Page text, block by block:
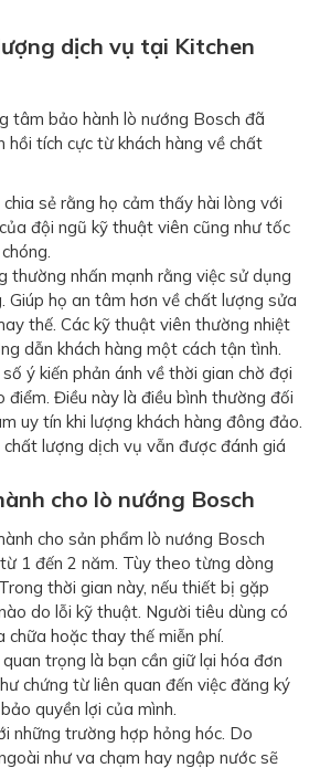
dịch vụ tại Kitchen
tâm bảo hành lò nướng Bosch đã
hồi tích cực từ khách hàng về chất
sẻ rằng họ cảm thấy hài lòng với
đội ngũ kỹ thuật viên cũng như tốc
thường nhấn mạnh rằng việc sử dụng
Giúp họ an tâm hơn về chất lượng sửa
thế. Các kỹ thuật viên thường nhiệt
dẫn khách hàng một cách tận tình.
ý kiến phản ánh về thời gian chờ đợi
điểm. Điều này là điều bình thường đối
uy tín khi lượng khách hàng đông đảo.
chất lượng dịch vụ vẫn được đánh giá
cho lò nướng Bosch
cho sản phẩm lò nướng Bosch
1 đến 2 năm. Tùy theo từng dòng
thời gian này, nếu thiết bị gặp
do lỗi kỹ thuật. Người tiêu dùng có
chữa hoặc thay thế miễn phí.
quan trọng là bạn cần giữ lại hóa đơn
chứng từ liên quan đến việc đăng ký
quyền lợi của mình.
những trường hợp hỏng hóc. Do
như va chạm hay ngập nước sẽ